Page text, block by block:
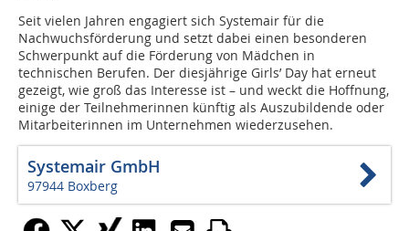
Seit vielen Jahren engagiert sich Systemair für die
Nachwuchsförderung und setzt dabei einen besonderen
Schwerpunkt auf die Förderung von Mädchen in
technischen Berufen. Der diesjährige Girls’ Day hat erneut
gezeigt, wie groß das Interesse ist – und weckt die Hoffnung,
einige der Teilnehmerinnen künftig als Auszubildende oder
Mitarbeiterinnen im Unternehmen wiederzusehen.
Systemair GmbH
97944 Boxberg